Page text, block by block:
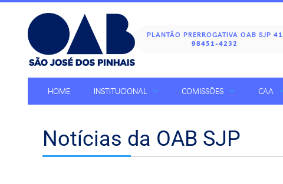
PLANTÃO PRERROGATIVA OAB SJP 41
98451-4232
HOME INSTITUCIONAL COMISSÕES CAA
Notícias da OAB SJP